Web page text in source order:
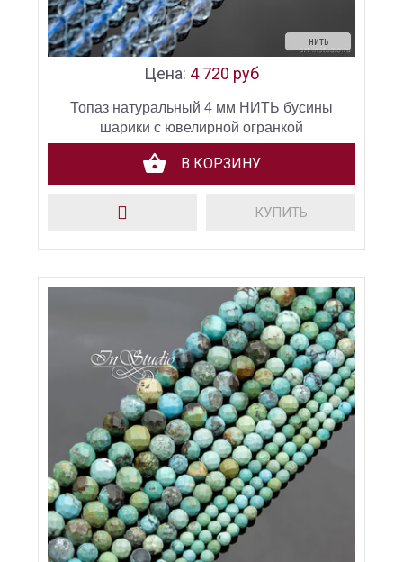
нить
Цена: 4 720 руб
Топаз натуральный 4 мм НИТЬ бусины
шарики с ювелирной огранкой
В КОРЗИНУ
КУПИТЬ